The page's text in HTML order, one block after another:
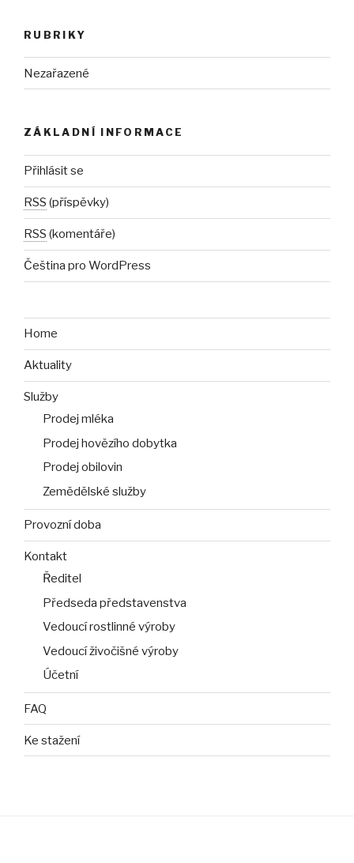
RUBRIKY
Nezařazené
ZÁKLADNÍ INFORMACE
Přihlásit se
RSS (příspěvky)
RSS (komentáře)
Čeština pro WordPress
Home
Aktuality
Služby
Prodej mléka
Prodej hovězího dobytka
Prodej obilovin
Zemědělské služby
Provozní doba
Kontakt
Ředitel
Předseda představenstva
Vedoucí rostlinné výroby
Vedoucí živočišné výroby
Účetní
FAQ
Ke stažení